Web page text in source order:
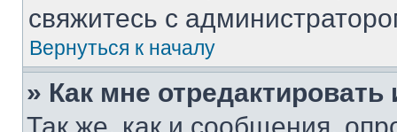
свяжитесь с
Вернуться к началу
» Как мне